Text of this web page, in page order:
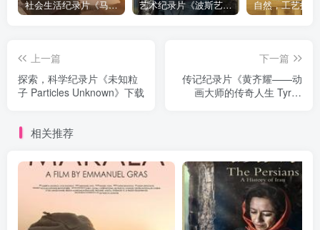
社会生活纪录片《马加拉 Makala》下载 艺术纪录片《波斯艺术 Art of Persia》下载
上一篇
探索，科学纪录片《未知粒
子 Particles Unknown》下载
下一篇
传记纪录片《黄齐耀——动
画大师的传奇人生 Tyrus
相关推荐